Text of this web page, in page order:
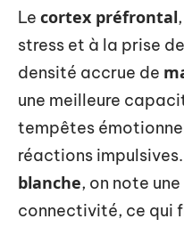
Le cortex préfrontal
stress et à la prise
densité accrue de
une meilleure
tempêtes
réactions
blanche, on note
connectivité, ce qui